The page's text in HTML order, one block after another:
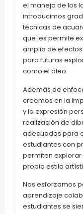
el manejo de los
introducimos
técnicas de
que les permite
amplia de
para futuras
como el óleo.
Además de
creemos en la
y la expresión
realización de
adecuados para
estudiantes con
permiten
propio estilo
Nos esforzamos
aprendizaje
estudiantes se